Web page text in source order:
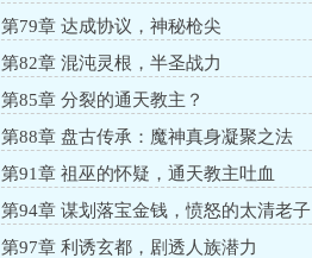
第79章 达成协议，神秘枪尖
第82章 混沌灵根，半圣战力
第85章 分裂的通天教主？
第88章 盘古传承：魔神真身凝聚之法
第91章 祖巫的怀疑，通天教主吐血
第94章 谋划落宝金钱，愤怒的太清老子
第97章 利诱玄都，剧透人族潜力